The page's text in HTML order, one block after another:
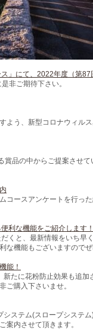
」にて、2022年度（第
非ご期待下さい。
よう、新型コロナウィル
品の中からご提案させ
コースアンケートを行っ
利な機能をご紹介します！
くと、最新情報をいち早
な機能もございますのでぜ
能！
たに花粉防止効果も追
ご購入下さいませ。
ステム(スロープシステ
案内させて頂きます。